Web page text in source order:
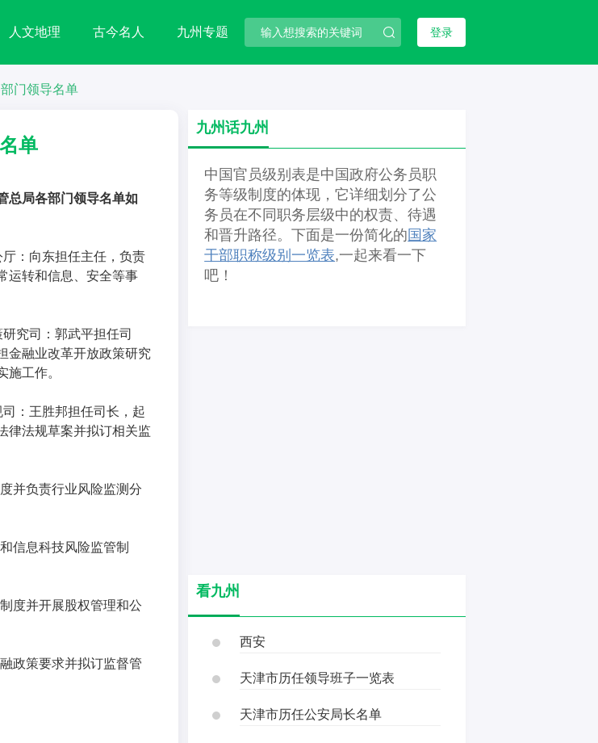
人文地理 古今名人 九州专题 登录
门领导名单
单
总局各部门领导名单如
厅：向东担任主任，负责
运转和信息、安全等事
究司：郭武平担任司
金融业改革开放政策研究
施工作。
司：王胜邦担任司长，起
律法规草案并拟订相关监
并负责行业风险监测分
信息科技风险监管制
度并开展股权管理和公
政策要求并拟订监督管
九州话九州
中国官员级别表是中国政府公务员职
务等级制度的体现，它详细划分了公
务员在不同职务层级中的权责、待遇
和晋升路径。下面是一份简化的 国家
干部职称级别一览表,一起来看一下
吧！
看九州
西安
天津市历任领导班子一览表
天津市历任公安局长名单